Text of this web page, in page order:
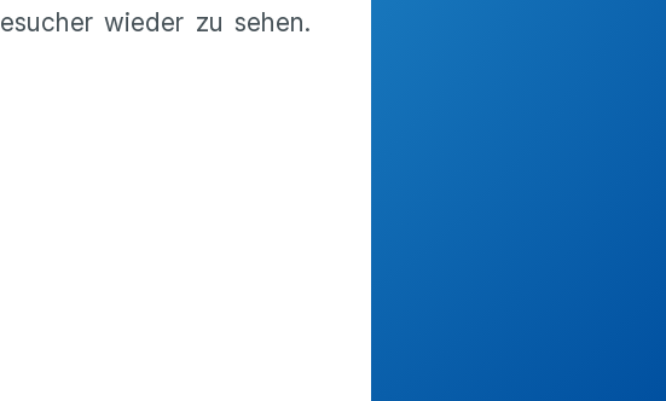
wieder zu sehen.